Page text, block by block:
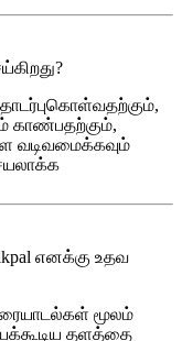
காண்பதற்கும்,
வடிவமைக்கவும்
எனக்கு உதவ
மூலம்
தளத்தை